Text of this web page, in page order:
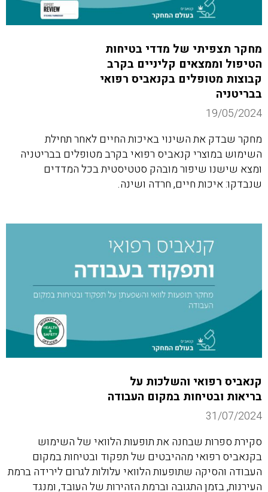
מחקר תצפיתי של מדדי בטיחות
הטיפול וממצאים קליניים בקרב
קבוצות מטופלים בקנאביס רפואי
בבריטניה
19/05/2024
מחקר שבדק את השינוי באיכות החיים לאחר תחילת
השימוש במוצרי קנאביס רפואי בקרב מטופלים בבריטניה
ומצא שישנו שיפור מובהק סטטיסטית בכל המדדים
שנבדקו: איכות חיים, חרדה ושינה.
קנאביס רפואי והשלכות על
בריאות ובטיחות במקום העבודה
31/07/2024
סקירת ספרות שבחנה את תופעות הלוואי של השימוש
בקנאביס רפואי מההיבטים של תפקוד ובטיחות במקום
העבודה והסיקה שתופעות הלוואי עלולות לגרום לירידה ברמת
העירנות, בזמן התגובה וברמת הזהירות של העובד, ומנגד